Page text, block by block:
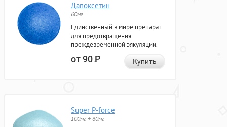
Дапоксетин
60мг
Единственный в мире препарат
для предотвращения
преждевременной эякуляции.
от 90Р Купить
Super P-force
100мг + 60мг